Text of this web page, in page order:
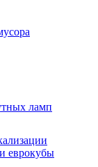
ламп
еврокубы